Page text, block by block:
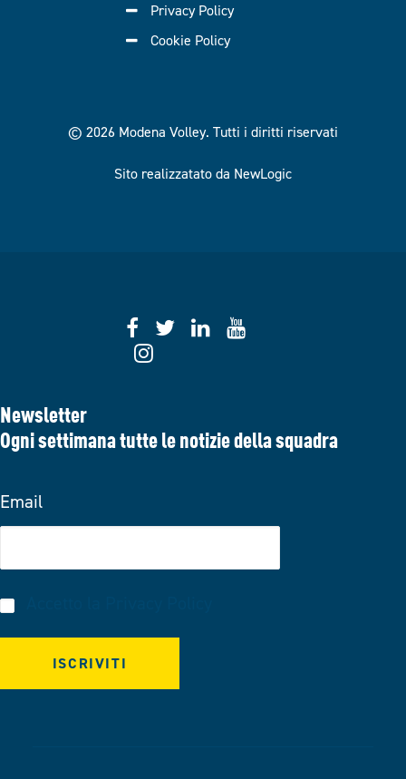
Privacy Policy
Cookie Policy
© 2026 Modena Volley. Tutti i diritti riservati
Sito realizzatato da NewLogic
Newsletter
Ogni settimana tutte le notizie della squadra
Email